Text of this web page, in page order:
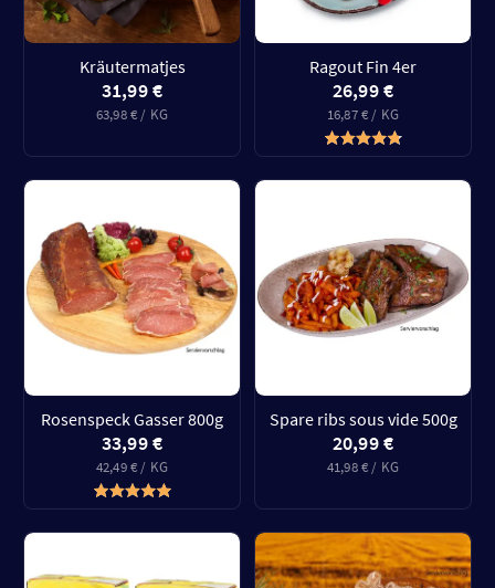
Kräutermatjes
31,99 €
63,98 € / KG
Ragout Fin 4er
26,99 €
16,87 € / KG
Rosenspeck Gasser 800g
33,99 €
42,49 € / KG
Spare ribs sous vide 500g
20,99 €
41,98 € / KG